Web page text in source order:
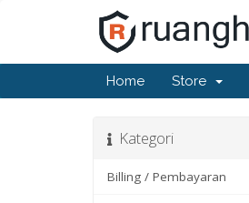
Home Store
Kategori
Billing / Pembayaran